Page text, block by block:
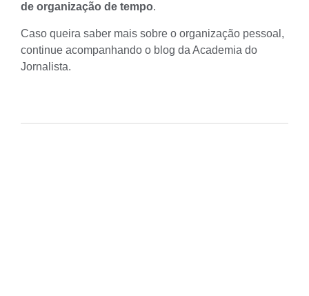
de organização de tempo.
Caso queira saber mais sobre o organização pessoal,
continue acompanhando o blog da Academia do
Jornalista.